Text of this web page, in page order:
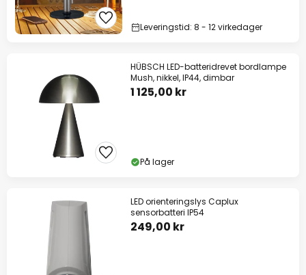
Leveringstid: 8 - 12 virkedager
HÜBSCH LED-batteridrevet bordlampe
Mush, nikkel, IP44, dimbar
1 125,00 kr
På lager
LED orienteringslys Caplux
sensorbatteri IP54
249,00 kr